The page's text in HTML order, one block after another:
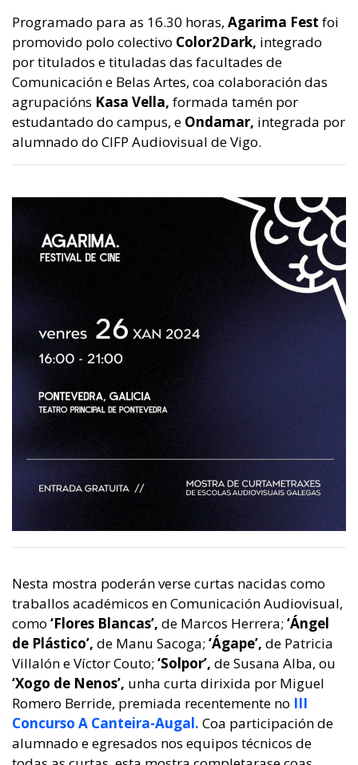
Programado para as 16.30 horas, Agarima Fest foi
promovido polo colectivo Color2Dark, integrado
por titulados e tituladas das facultades de
Comunicación e Belas Artes, coa colaboración das
agrupacións Kasa Vella, formada tamén por
estudantado do campus, e Ondamar, integrada por
alumnado do CIFP Audiovisual de Vigo.
Nesta mostra poderán verse curtas nacidas como
traballos académicos en Comunicación Audiovisual,
como ‘Flores Blancas’, de Marcos Herrera; ‘Ángel
de Plástico’, de Manu Sacoga; ‘Ágape’, de Patricia
Villalón e Víctor Couto; ‘Solpor’, de Susana Alba, ou
‘Xogo de Nenos’, unha curta dirixida por Miguel
Romero Berride, premiada recentemente no III
Concurso A Canteira-Augal. Coa participación de
alumnado e egresados nos equipos técnicos de